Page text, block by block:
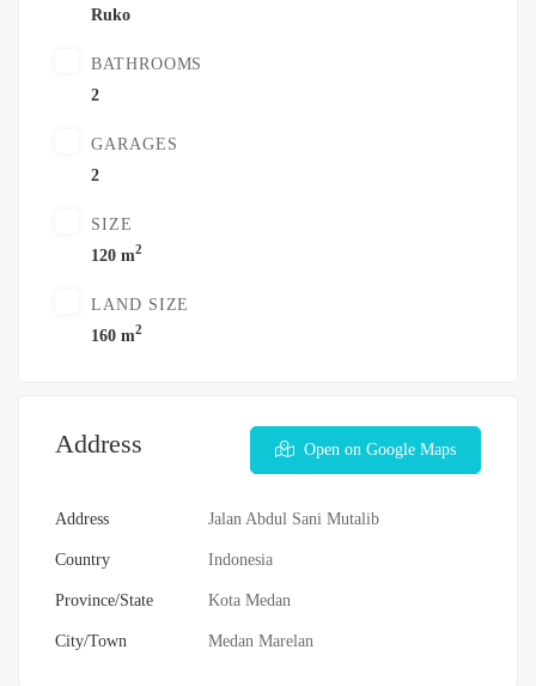
Ruko
BATHROOMS
2
GARAGES
2
SIZE
120 m2
LAND SIZE
160 m2
Address Open on Google Maps
Address Jalan Abdul Sani Mutalib
Country Indonesia
Province/State Kota Medan
City/Town Medan Marelan